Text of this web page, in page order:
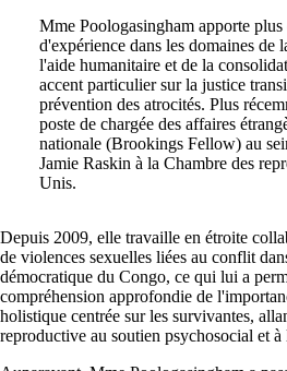
Mme Poologasingham apporte plus
d'expérience dans les domaines de
l'aide humanitaire et de la
accent particulier sur la justice
prévention des atrocités. Plus
poste de chargée des affaires
nationale (Brookings Fellow) au
Jamie Raskin à la Chambre des
Unis.
Depuis 2009, elle travaille en étroite
de violences sexuelles liées au conflit
démocratique du Congo, ce qui lui a
compréhension approfondie de
holistique centrée sur les survivantes,
reproductive au soutien psychosocial et